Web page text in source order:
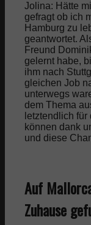
Jolina: Hätte
gefragt ob ich
Hamburg zu
geantwortet.
Freund
gelernt habe,
ihm nach
gleichen Job
unterwegs
dem Thema
letztendlich
können dank
und diese
Auf
Zuhause